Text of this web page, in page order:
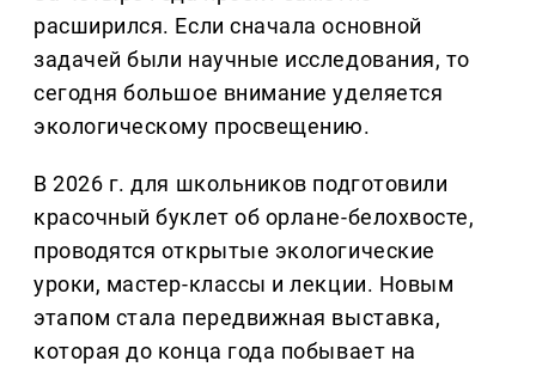
расширился. Если сначала основной
задачей были научные исследования, то
сегодня большое внимание уделяется
экологическому просвещению.
В 2026 г. для школьников подготовили
красочный буклет об орлане-белохвосте,
проводятся открытые экологические
уроки, мастер-классы и лекции. Новым
этапом стала передвижная выставка,
которая до конца года побывает на